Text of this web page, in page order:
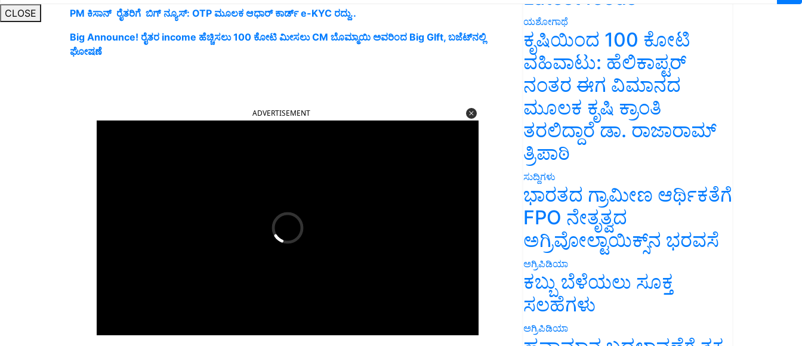
CLOSE
PM ಕಿಸಾನ್‌ ರೈತರಿಗೆ ಬಿಗ್‌ ನ್ಯೂಸ್‌: OTP ಮೂಲಕ ಆಧಾರ್‌ ಕಾರ್ಡ್‌ e-KYC ರದ್ದು..
Big Announce! ರೈತರ income ಹೆಚ್ಚಿಸಲು 100 ಕೋಟಿ ಮೀಸಲು CM ಬೊಮ್ಮಾಯಿ ಅವರಿಂದ Big GIft, ಬಜೆಟ್‌ನಲ್ಲಿ
ಘೋಷಣೆ
ಸ್ವಯಂ ಉದ್ಯೋಗಿ ಸ್ವಯಂ ಉದ್ಯೋಗಿಗಳಿಗೆ ಹೋಮ್ ಲೋನ್‌ಗೆ ಯಾವ ದಾಖಲೆಗಳು ಬೇಕಾಗುತ್ತವೆ (What documents are
ಯಶೋಗಾಥೆ
ಕೃಷಿಯಿಂದ 100 ಕೋಟಿ
ವಹಿವಾಟು: ಹೆಲಿಕಾಪ್ಟರ್
ನಂತರ ಈಗ ವಿಮಾನದ
ಮೂಲಕ ಕೃಷಿ ಕ್ರಾಂತಿ
ತರಲಿದ್ದಾರೆ ಡಾ. ರಾಜಾರಾಮ್
ತ್ರಿಪಾಠಿ
ಸುದ್ದಿಗಳು
ಭಾರತದ ಗ್ರಾಮೀಣ ಆರ್ಥಿಕತೆಗೆ
FPO ನೇತೃತ್ವದ
ಅಗ್ರಿವೋಲ್ಟಾಯಿಕ್ಸ್‌ನ ಭರವಸೆ
ಅಗ್ರಿಪಿಡಿಯಾ
ಕಬ್ಬು ಬೆಳೆಯಲು ಸೂಕ್ತ
ಸಲಹೆಗಳು
ಅಗ್ರಿಪಿಡಿಯಾ